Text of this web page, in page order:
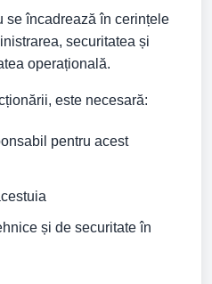
se încadrează în cerințele
securitatea și
operațională.
este necesară:
pentru acest
și de securitate în